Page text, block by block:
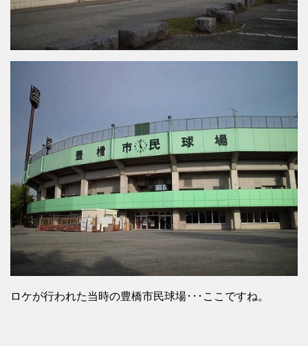
ロケが行われた当時の豊橋市民球場･･･ここですね。